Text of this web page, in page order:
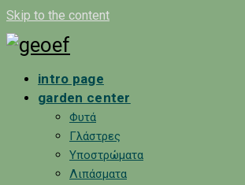
Skip to the content
intro page
garden center
Φυτά
Γλάστρες
Υποστρώματα
Λιπάσματα